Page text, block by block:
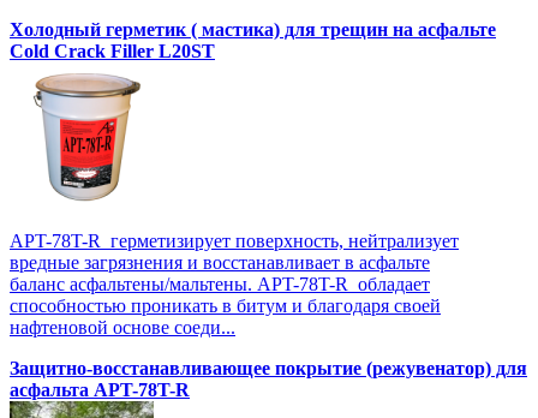
Холодный герметик ( мастика) для трещин на асфальте
Cold Crack Filler L20SТ
APT-78T-R герметизирует поверхность, нейтрализует
вредные загрязнения и восстанавливает в асфальте
баланс асфальтены/мальтены. APT-78T-R обладает
способностью проникать в битум и благодаря своей
нафтеновой основе соеди...
Защитно-восстанавливающее покрытие (режувенатор) для
асфальта APT-78T-R